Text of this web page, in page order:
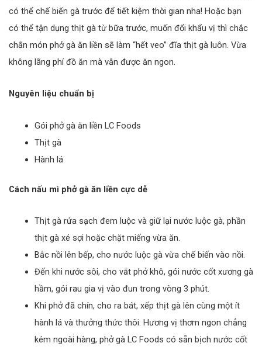
có thể chế biến gà trước để tiết kiệm thời gian nha! Hoặc bạn
có thể tận dụng thịt gà từ bữa trước, muốn đổi khẩu vị thì chắc
chắn món phở gà ăn liền sẽ làm “hết veo” đĩa thịt gà luôn. Vừa
không lãng phí đồ ăn mà vẫn được ăn ngon.
Nguyên liệu chuẩn bị
Gói phở gà ăn liền LC Foods
Thịt gà
Hành lá
Cách nấu mì phở gà ăn liền cực dễ
Thịt gà rửa sạch đem luộc và giữ lại nước luộc gà, phần
thịt gà xé sợi hoặc chặt miếng vừa ăn.
Bắc nồi lên bếp, cho nước luộc gà vừa chế biến vào nồi.
Đến khi nước sôi, cho vắt phở khô, gói nước cốt xương gà
hầm, gói rau gia vị vào đun trong vòng 3 phút.
Khi phở đã chín, cho ra bát, xếp thịt gà lên cùng một ít
hành lá và thưởng thức thôi. Hương vị thơm ngon chẳng
kém ngoài hàng, phở gà LC Foods có sẵn bịch nước cốt